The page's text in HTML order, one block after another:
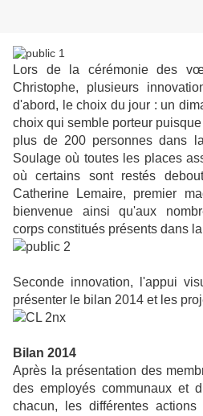
Lors de la cérémonie des
Christophe, plusieurs
d'abord, le choix du jour : un
choix qui semble porteur
plus de 200 personnes dans
Soulage où toutes les places
où certains sont restés
Catherine Lemaire, premier
bienvenue ainsi qu'aux
corps constitués présents dans
Seconde innovation, l'appui
présenter le bilan 2014 et les
Bilan 2014
Après la présentation des
des employés communaux et
chacun, les différentes